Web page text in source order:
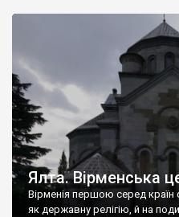
Херсонесі Володимир-
А потім було Хрещення Русі.
Ялта. Вірменська
Вірменія першою серед країн
як державну релігію, й на